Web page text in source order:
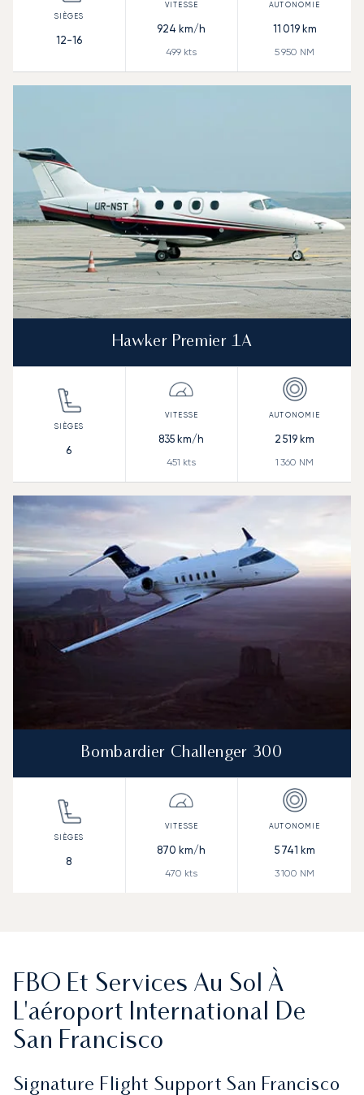
12-16
924 km/h
499 kts
11 019km
5 950 NM
Hawker Premier 1A
6
835 km/h
451 kts
2 519 km
1 360 NM
Bombardier Challenger 300
8
870 km/h
470 kts
5 741 km
3 100 NM
FBO Et Services Au Sol À
L'aéroport International De
San Francisco
Signature Flight Support San Francisco